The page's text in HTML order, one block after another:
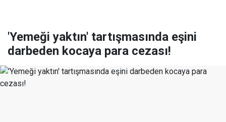
'Yemeği yaktın' tartışmasında eşini
darbeden kocaya para cezası!